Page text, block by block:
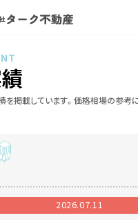
売家
アクセス
掲載しています。価格相場の参考に
2026.07.11